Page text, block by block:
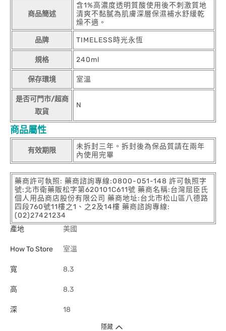
商品簡述
含1%高濃度透明質酸使用後不刺激質地
清爽不黏膩為肌膚深層保濕補水舒緩乾
燥不適。
品牌 TIMELESS時光永恆
規格 240ml
保存環境 室溫
是否可門市/超商
取貨
N
商品屬性
有效期限
未拆封三年。拆封後為保品質請在兩年
內使用完畢
藥商許可執照: 藥商諮詢專線:0800-051-148 許可執照字
號:北市衛藥販松字第620101C611號 藥商名稱:台灣屈臣氏
個人用品商店股份有限公司 藥商地址:台北市松山區八德路
四段760號11樓之1、之2及14樓 藥商諮詢專線:
(02)27421234
產地
美國
How To Store 室溫
寬 8.3
高 8.3
深 18
隱藏